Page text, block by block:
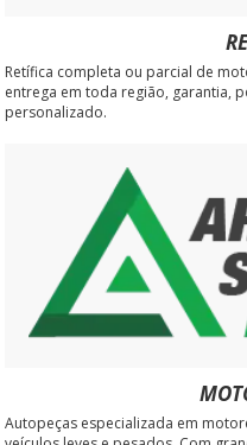
Retífica completa ou parcial de
entrega em toda região, garantia,
personalizado.
Autopeças especializada em